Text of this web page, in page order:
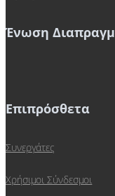
Ένωση
Επιπρόσθετα
Συνεργάτες
Χρήσιμοι Σύνδεσμοι